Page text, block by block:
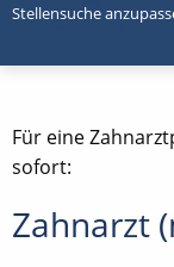
Stellensuche
Für eine
sofort:
Zahnarzt